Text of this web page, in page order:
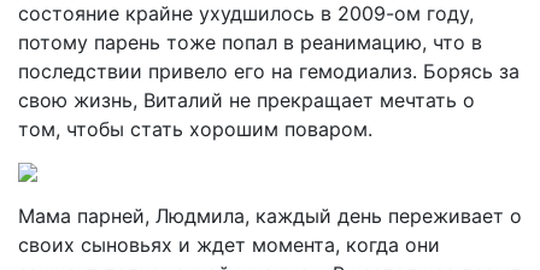
состояние крайне ухудшилось в 2009-ом году,
потому парень тоже попал в реанимацию, что в
последствии привело его на гемодиализ. Борясь за
свою жизнь, Виталий не прекращает мечтать о
том, чтобы стать хорошим поваром.
Мама парней, Людмила, каждый день переживает о
своих сыновьях и ждет момента, когда они